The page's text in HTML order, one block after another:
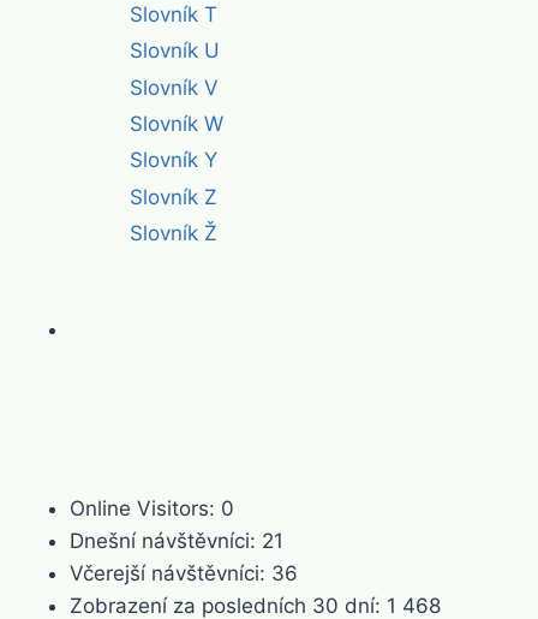
Slovník T
Slovník U
Slovník V
Slovník W
Slovník Y
Slovník Z
Slovník Ž
Online Visitors: 0
Dnešní návštěvníci: 21
Včerejší návštěvníci: 36
Zobrazení za posledních 30 dní: 1 468